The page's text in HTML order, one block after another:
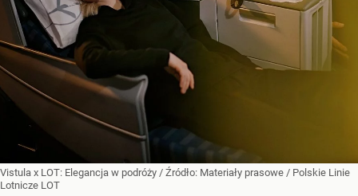
Vistula x LOT: Elegancja w podróży / Źródło: Materiały prasowe / Polskie Linie
Lotnicze LOT